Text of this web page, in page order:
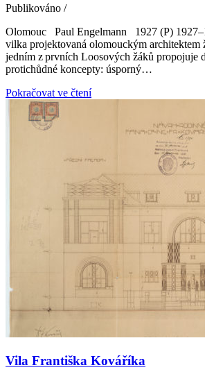
Publikováno /
Olomouc Paul Engelmann 1927 (P)
vilka projektovaná olomouckým architektem
jedním z prvních Loosových žáků propojuje
protichůdné koncepty: úsporný…
Pokračovat ve čtení
Vila Františka Kováříka